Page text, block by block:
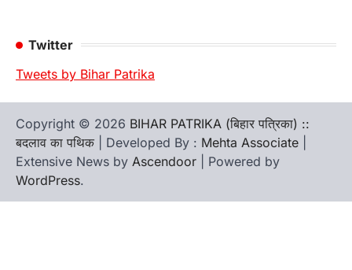
Twitter
Tweets by Bihar Patrika
Copyright © 2026 BIHAR PATRIKA (बिहार पत्रिका) ::
बदलाव का पथिक | Developed By : Mehta Associate
Extensive News by Ascendoor | Powered by
WordPress.